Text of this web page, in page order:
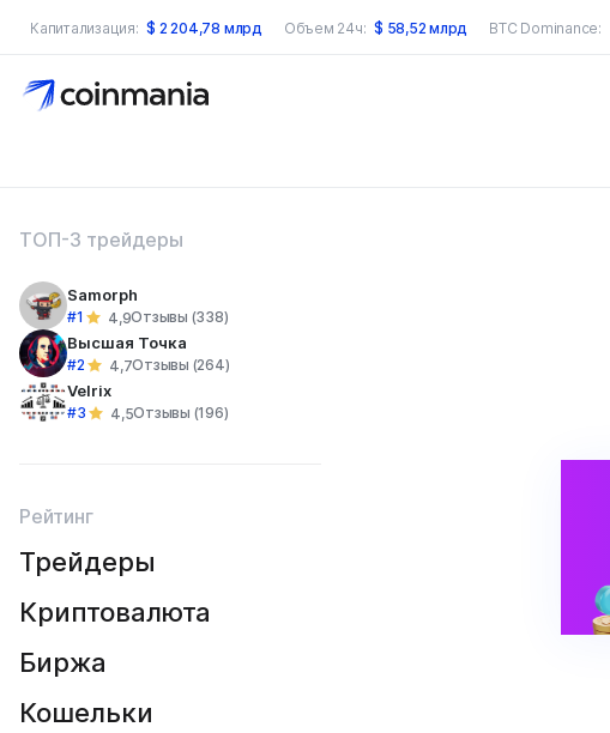
Капитализация: $ 2 204,78 млрд Объем 24ч: $ 58,52 млрд BTC Dominance:
по сайту
ТОП-3 трейдеры
Samorph
#1 4,9Отзывы (338)
Высшая Точка
#2 4,7Отзывы (264)
Velrix
#3 4,5Отзывы (196)
Рейтинг
Трейдеры
Криптовалюта
Биржа
Кошельки